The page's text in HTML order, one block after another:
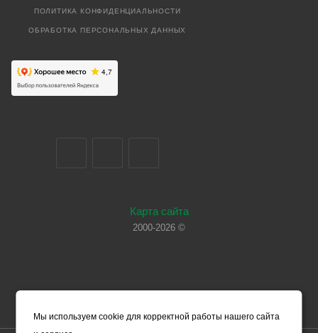
ПОЛИТИКА КОНФИДЕНЦИАЛЬНОСТИ
ОБРАБОТКА ПЕРСОНАЛЬНЫХ ДАННЫХ
Карта сайта
2000-2026 ©
Мы используем cookie для корректной работы нашего сайта